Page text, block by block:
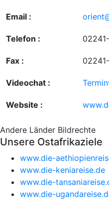
Email :
Telefon :
Fax :
Videochat :
Website :
Andere Länder Bildrechte
Unsere Ostafrikaziele
www.die-
www.die-keniareise.de
www.die-
www.die-